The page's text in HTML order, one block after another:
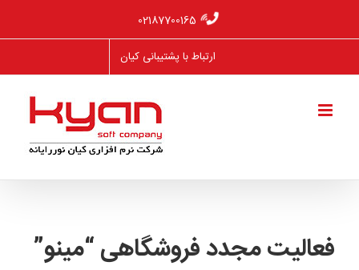
02187700165
ارتباط با پشتیبانی کیان
فعالیت مجدد فروشگاهی “مینو”